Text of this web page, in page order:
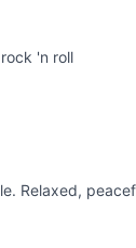
'n roll
Relaxed,